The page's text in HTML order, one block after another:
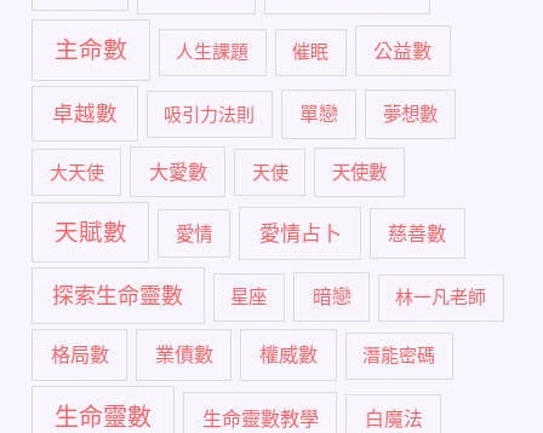
主命數 人生課題 催眠 公益數
卓越數 吸引力法則 單戀 夢想數
大天使 大愛數 天使 天使數
天賦數 愛情 愛情占卜 慈善數
探索生命靈數 星座 暗戀 林一凡老師
格局數 業債數 權威數 潛能密碼
生命靈數 生命靈數教學 白魔法